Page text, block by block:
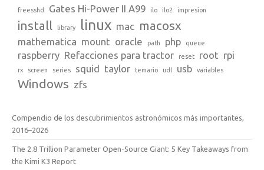
freesshd Gates Hi-Power II A99 ilo ilo2 impresion
install library linux mac macosx
mathematica mount oracle path php queue
raspberry Refacciones para tractor reset root rpi
rx screen series squid taylor temario udl usb variables
Windows zfs
Compendio de los descubrimientos astronómicos más importantes,
2016–2026
The 2.8 Trillion Parameter Open-Source Giant: 5 Key Takeaways from
the Kimi K3 Report